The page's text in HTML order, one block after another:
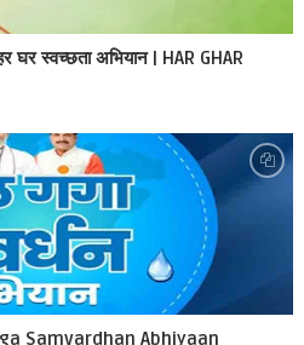
घर स्वच्छता अभियान | HAR GHAR
Samvardhan Abhiyaan